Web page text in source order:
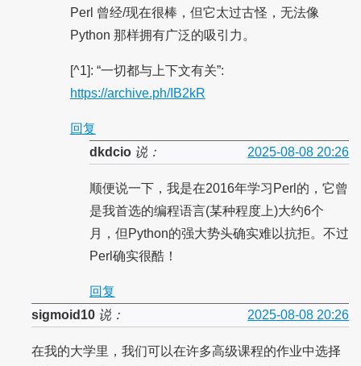
Perl 曾经/现在很棒，但它太过古怪，无法像
Python 那样拥有广泛的吸引力。
[^1]: “一切都与上下文有关”:
https://archive.ph/IB2kR
回复
dkdcio说： 2025-08-08 20:26
顺便说一下，我是在2016年学习Perl的，它曾
是我首选的编程语言(某种程度上)大约6个
月，但Python的强大势头确实难以抗拒。不过
Perl确实很酷！
回复
sigmoid10说： 2025-08-08 20:26
在我的大学里，我们可以在许多高级课程的作业中选择